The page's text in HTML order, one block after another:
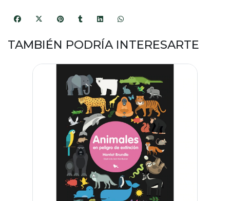
TAMBIÉN PODRÍA INTERESARTE